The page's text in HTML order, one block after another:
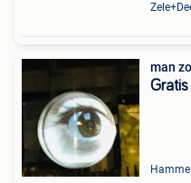
man
Gratis
Hamme